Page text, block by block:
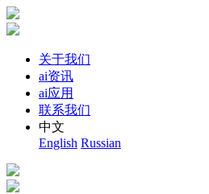
关于我们
ai资讯
ai应用
联系我们
中文
English Russian